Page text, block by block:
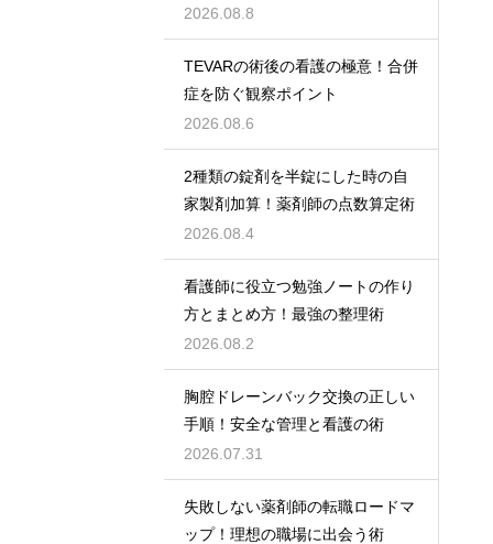
術
2026.08.8
TEVARの術後の看護の極意！合併
症を防ぐ観察ポイント
2026.08.6
2種類の錠剤を半錠にした時の自
家製剤加算！薬剤師の点数算定術
2026.08.4
看護師に役立つ勉強ノートの作り
方とまとめ方！最強の整理術
2026.08.2
胸腔ドレーンバック交換の正しい
手順！安全な管理と看護の術
2026.07.31
失敗しない薬剤師の転職ロードマ
ップ！理想の職場に出会う術